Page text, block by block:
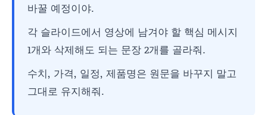
바꿀 예정이야.
각 슬라이드에서 영상에 남겨야 할 핵심 메시지
1개와 삭제해도 되는 문장 2개를 골라줘.
수치, 가격, 일정, 제품명은 원문을 바꾸지 말고
그대로 유지해줘.